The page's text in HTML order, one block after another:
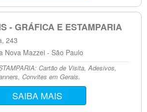
- GRÁFICA E ESTAMPARIA
243
Nova Mazzei - São Paulo
Cartão de Visita, Adesivos,
Convites em Gerais.
SAIBA MAIS